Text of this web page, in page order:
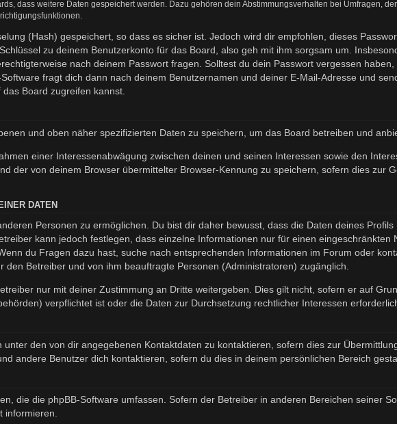
dass weitere Daten gespeichert werden. Dazu gehören dein Abstimmungsverhalten bei Umfragen,
(Hash) gespeichert, so dass es sicher ist. Jedoch wird dir empfohlen, dieses
zu deinem Benutzerkonto für das Board, also geh mit ihm sorgsam um.
nach deinem Passwort fragen. Solltest du dein Passwort vergessen
fragt dich dann nach deinem Benutzernamen und deiner E-Mail-Adresse und
Board zugreifen kannst.
und oben näher spezifizierten Daten zu speichern, um das Board betreiben und
einer Interessenabwägung zwischen deinen und seinen Interessen sowie den
der von deinem Browser übermittelter Browser-Kennung zu speichern, sofern dies zur
DATEN
Personen zu ermöglichen. Du bist dir daher bewusst, dass die Daten deines
kann jedoch festlegen, dass einzelne Informationen nur für einen eingeschränkten
du Fragen dazu hast, suche nach entsprechenden Informationen im Forum oder
Betreiber und von ihm beauftragte Personen (Administratoren) zugänglich.
nur mit deiner Zustimmung an Dritte weitergeben. Dies gilt nicht, sofern er auf
verpflichtet ist oder die Daten zur Durchsetzung rechtlicher Interessen
den von dir angegebenen Kontaktdaten zu kontaktieren, sofern dies zur
andere Benutzer dich kontaktieren, sofern du dies in deinem persönlichen Bereich
die die phpBB-Software umfassen. Sofern der Betreiber in anderen Bereichen seiner
informieren.